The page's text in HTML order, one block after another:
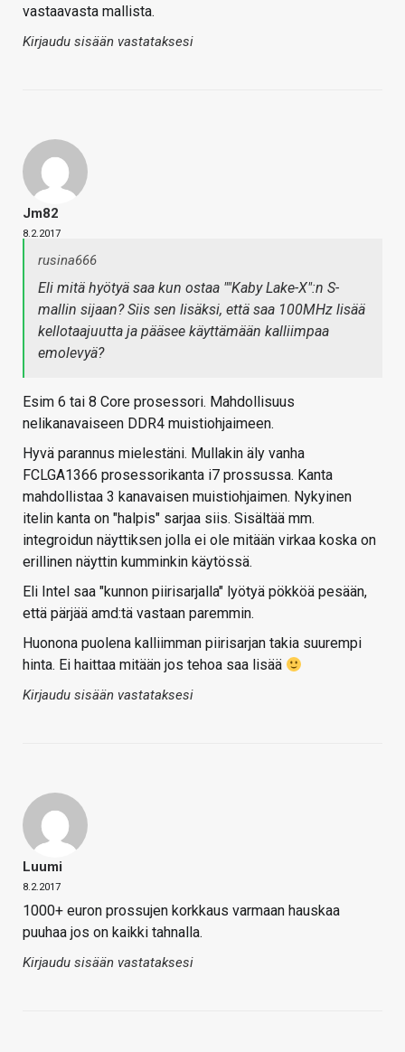
vastaavasta mallista.
Kirjaudu sisään vastataksesi
Jm82
8.2.2017
rusina666
Eli mitä hyötyä saa kun ostaa ""Kaby Lake-X":n S-
mallin sijaan? Siis sen lisäksi, että saa 100MHz lisää
kellotaajuutta ja pääsee käyttämään kalliimpaa
emolevyä?
Esim 6 tai 8 Core prosessori. Mahdollisuus
nelikanavaiseen DDR4 muistiohjaimeen.
Hyvä parannus mielestäni. Mullakin äly vanha
FCLGA1366 prosessorikanta i7 prossussa. Kanta
mahdollistaa 3 kanavaisen muistiohjaimen. Nykyinen
itelin kanta on "halpis" sarjaa siis. Sisältää mm.
integroidun näyttiksen jolla ei ole mitään virkaa koska on
erillinen näyttin kumminkin käytössä.
Eli Intel saa "kunnon piirisarjalla" lyötyä pökköä pesään,
että pärjää amd:tä vastaan paremmin.
Huonona puolena kalliimman piirisarjan takia suurempi
hinta. Ei haittaa mitään jos tehoa saa lisää
Kirjaudu sisään vastataksesi
Luumi
8.2.2017
1000+ euron prossujen korkkaus varmaan hauskaa
puuhaa jos on kaikki tahnalla.
Kirjaudu sisään vastataksesi